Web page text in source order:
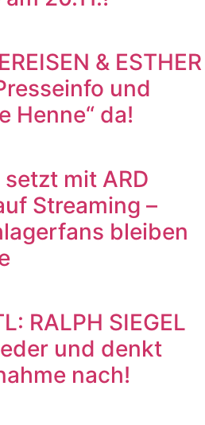
& ESTHER
und
Henne“ da!
setzt mit ARD
Streaming –
bleiben
RALPH SIEGEL
und denkt
nach!